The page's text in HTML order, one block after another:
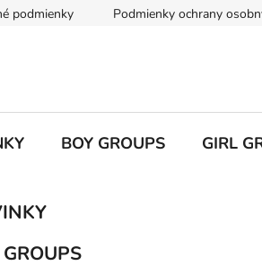
podmienky Podmienky ochrany
BOY GROUPS GIRL